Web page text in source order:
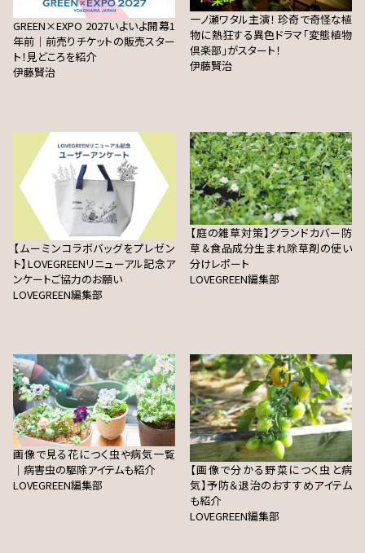
GREEN×EXPO 2027いよいよ開幕1
年前｜前売りチケットの販売スター
ト！見どころを紹介
伊藤賢治
一ノ瀬ワタル主演！ 珍奇で奇怪な植
物に熱狂する異色ドラマ「変態植物
倶楽部」がスタート！
伊藤賢治
【ムーミンコラボバッグをプレゼン
ト】LOVEGREENリニューアル記念ア
ンケートご協力のお願い
LOVEGREEN編集部
【庭の雑草対策】グランドカバー防
草＆食品成分生まれ除草剤の使い
分けレポート
LOVEGREEN編集部
画像で見る花につく虫や病気一覧
｜病害虫の駆除アイテムも紹介
LOVEGREEN編集部
【画像で分かる野菜につく虫と病
気】予防＆退治のおすすめアイテム
も紹介
LOVEGREEN編集部